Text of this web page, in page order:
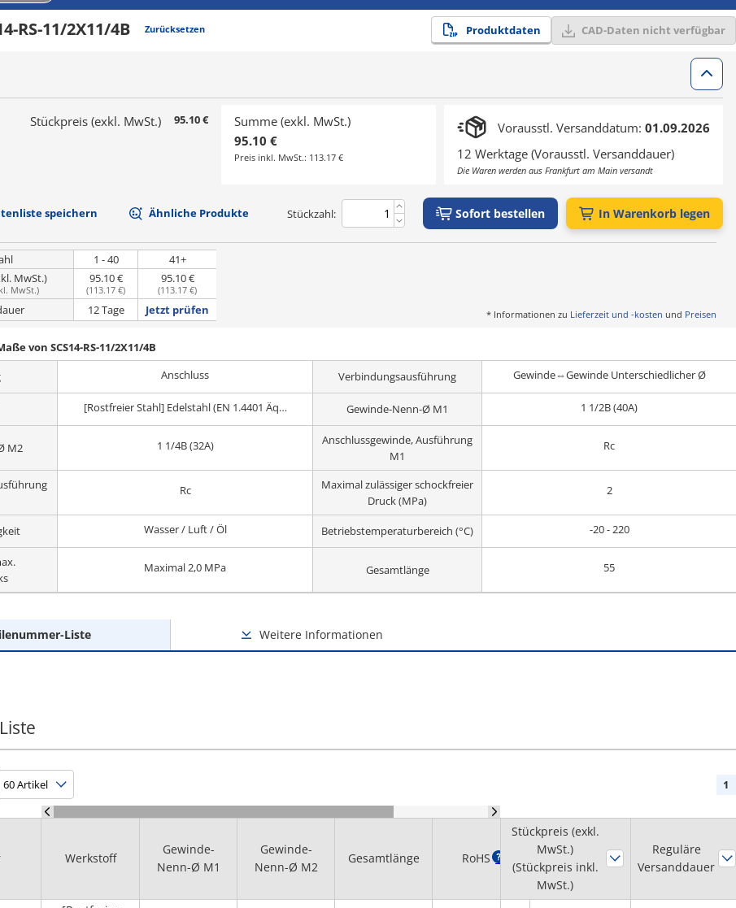
RS-11/2X11/4B Zurücksetzen Produktdaten CAD-Daten nicht verfügbar
Stückpreis (exkl. MwSt.) 95.10 €
Summe (exkl. MwSt.)
95.10 €
Preis inkl. MwSt.: 113.17 €
Vorausstl. Versanddatum: 01.09.2026
12 Werktage (Vorausstl. Versanddauer)
Die Waren werden aus Frankfurt am Main versandt
speichern Ähnliche Produkte Stückzahl: Sofort bestellen In Warenkorb legen
1 - 40
41+
MwSt.)
MwSt.)
95.10 €
(113.17 €)
95.10 €
(113.17 €)
12 Tage Jetzt prüfen * Informationen zu Lieferzeit und -kosten und Preisen
von SCS14-RS-11/2X11/4B
Anschluss Verbindungsausführung Gewinde⇔Gewinde Unterschiedlicher Ø
[Rostfreier Stahl] Edelstahl (EN 1.4401 Äquiv.) Gewinde-Nenn-Ø M1 1 1/2B (40A)
M2 1 1/4B (32A)
Anschlussgewinde, Ausführung
M1
Rc
Rc
Maximal zulässiger schockfreier
Druck (MPa)
2
Wasser / Luft / Öl Betriebstemperaturbereich (°C) -20 - 220
Maximal 2,0 MPa Gesamtlänge 55
Liste Weitere Informationen
1
Werkstoff
Gewinde-
Nenn-Ø M1
Gewinde-
Nenn-Ø M2
Gesamtlänge RoHS ?
Mindestbestell
menge
Stückpreis (exkl.
MwSt.)
(Stückpreis inkl.
MwSt.)
Reguläre
Versanddauer